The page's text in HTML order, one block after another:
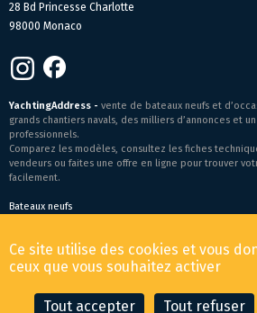
28 Bd Princesse Charlotte
98000 Monaco
YachtingAddress - vente de bateaux neufs et
grands chantiers navals, des milliers d’annonces et
professionnels.
Comparez les modèles, consultez les fiches
vendeurs ou faites une offre en ligne pour trouver
facilement.
Bateaux neufs
© 2026 YachtingAddress.com
Ce site utilise des cookies et vous
ceux que vous souhaitez activer
Tout accepter Tout refuser